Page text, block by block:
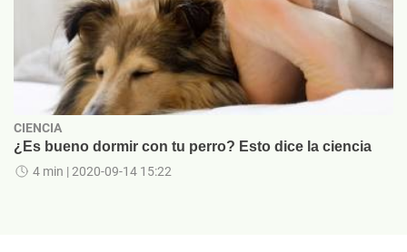
CIENCIA
¿Es bueno dormir con tu perro? Esto dice la ciencia
4 min | 2020-09-14 15:22